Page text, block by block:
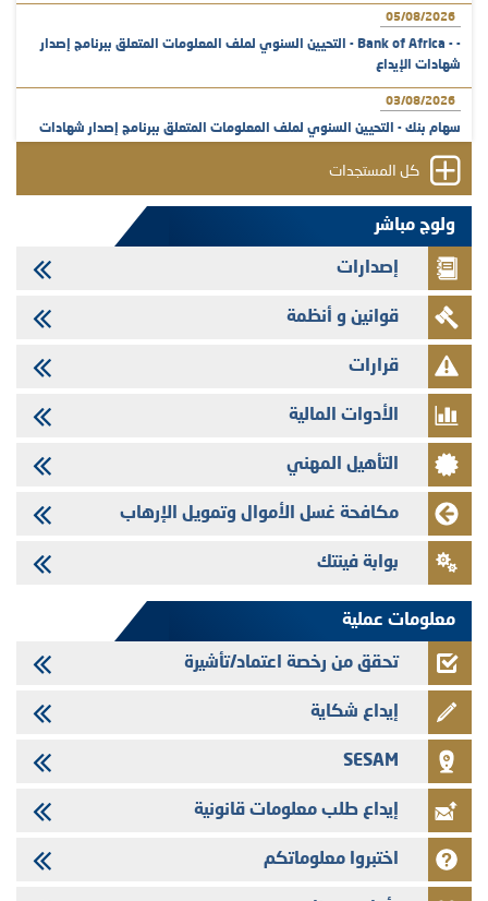
05/08/2026
- - Bank of Africa - التحيين السنوي لملف المعلومات المتعلق ببرنامج إصدار
شهادات الإيداع
03/08/2026
سهام بنك - التحيين السنوي لملف المعلومات المتعلق ببرنامج إصدار شهادات
31/07/2026
VEOLIA ENVIRONNEMENT - تؤشر الهيئة المغربية لسوق الرساميل على
المنشور النهائي المتعلق بالزيادة في الرأسمال المخصصة لأجراء المجموعة
29/07/2026
وفابايل - التحيين السنوي لملف المعلومات المتعلق ببرنامج إصدار سندات
شركات التمويل
29/07/2026
تهنئة بمناسبة عيد العرش المجيد
29/07/2026
تنشر الهيئة المغربية لسوق الرساميل العدد الرابع عشر من مجلة سوق الرساميل
28/07/2026
Med Paper - تجاوز حد المساهمة 5%
24/07/2026
Saham Leasing - التحيين السنوي لملف المعلومات المتعلق ببرنامج إصدار
كل المستجدات
ولوج مباشر
إصدارات
قوانين و أنظمة
قرارات
الأدوات المالية
التأهيل المهني
مكافحة غسل الأموال وتمويل الإرهاب
بوابة فينتك
معلومات عملية
تحقق من رخصة اعتماد/تأشيرة
إيداع شكاية
SESAM
إيداع طلب معلومات قانونية
اختبروا معلوماتكم